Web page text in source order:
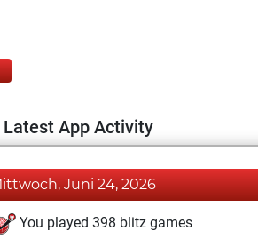
Latest App Activity
Juni 24, 2026
You played 398 blitz games